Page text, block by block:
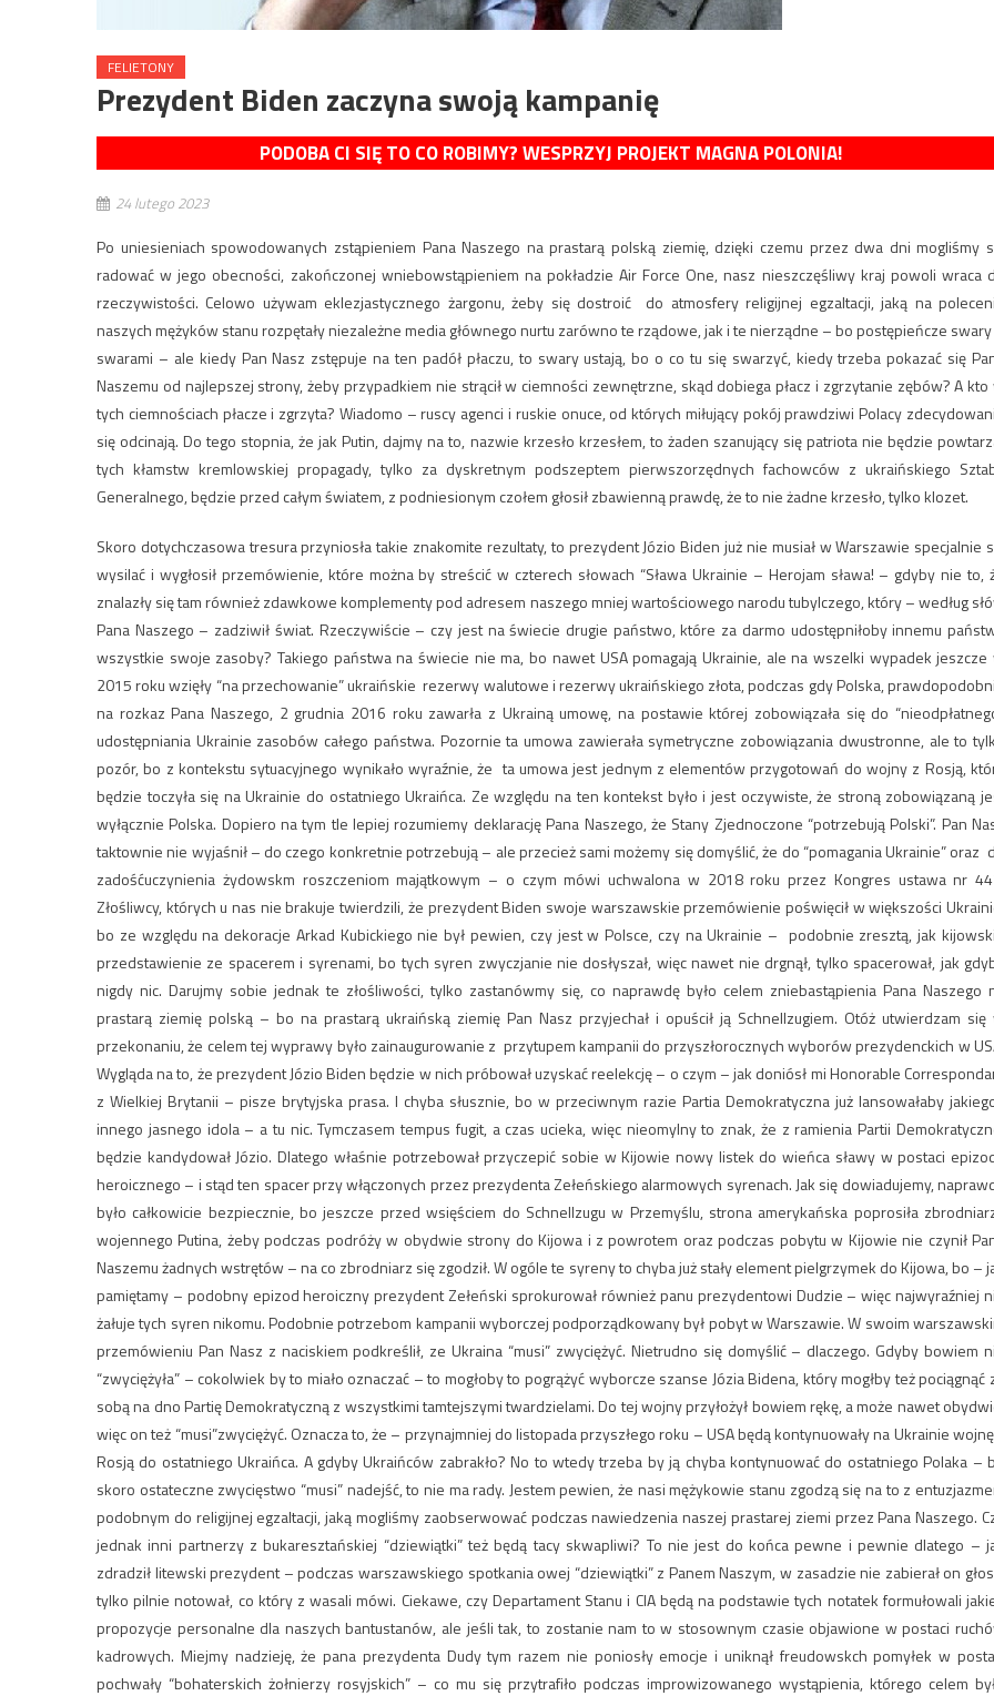
FELIETONY
Prezydent Biden zaczyna swoją kampanię
PODOBA CI SIĘ TO CO ROBIMY? WESPRZYJ PROJEKT MAGNA POLONIA!
24 lutego 2023
Po uniesieniach spowodowanych zstąpieniem Pana Naszego na prastarą polską ziemię, dzięki czemu przez dwa dni mogliśmy
radować w jego obecności, zakończonej wniebowstąpieniem na pokładzie Air Force One, nasz nieszczęśliwy kraj powoli wraca
rzeczywistości. Celowo używam eklezjastycznego żargonu, żeby się dostroić do atmosfery religijnej egzaltacji, jaką na
naszych mężyków stanu rozpętały niezależne media głównego nurtu zarówno te rządowe, jak i te nierządne – bo postępieńcze
swarami – ale kiedy Pan Nasz zstępuje na ten padół płaczu, to swary ustają, bo o co tu się swarzyć, kiedy trzeba pokazać się
Naszemu od najlepszej strony, żeby przypadkiem nie strącił w ciemności zewnętrzne, skąd dobiega płacz i zgrzytanie zębów? A kto
tych ciemnościach płacze i zgrzyta? Wiadomo – ruscy agenci i ruskie onuce, od których miłujący pokój prawdziwi Polacy
się odcinają. Do tego stopnia, że jak Putin, dajmy na to, nazwie krzesło krzesłem, to żaden szanujący się patriota nie będzie
tych kłamstw kremlowskiej propagady, tylko za dyskretnym podszeptem pierwszorzędnych fachowców z ukraińskiego
Generalnego, będzie przed całym światem, z podniesionym czołem głosił zbawienną prawdę, że to nie żadne krzesło, tylko klozet.
Skoro dotychczasowa tresura przyniosła takie znakomite rezultaty, to prezydent Józio Biden już nie musiał w Warszawie specjalnie
wysilać i wygłosił przemówienie, które można by streścić w czterech słowach “Sława Ukrainie – Herojam sława! – gdyby nie to,
znalazły się tam również zdawkowe komplementy pod adresem naszego mniej wartościowego narodu tubylczego, który – według
Pana Naszego – zadziwił świat. Rzeczywiście – czy jest na świecie drugie państwo, które za darmo udostępniłoby innemu
wszystkie swoje zasoby? Takiego państwa na świecie nie ma, bo nawet USA pomagają Ukrainie, ale na wszelki wypadek jeszcze
2015 roku wzięły “na przechowanie” ukraińskie rezerwy walutowe i rezerwy ukraińskiego złota, podczas gdy Polska,
na rozkaz Pana Naszego, 2 grudnia 2016 roku zawarła z Ukrainą umowę, na postawie której zobowiązała się do
udostępniania Ukrainie zasobów całego państwa. Pozornie ta umowa zawierała symetryczne zobowiązania dwustronne, ale to
pozór, bo z kontekstu sytuacyjnego wynikało wyraźnie, że ta umowa jest jednym z elementów przygotowań do wojny z Rosją,
będzie toczyła się na Ukrainie do ostatniego Ukraińca. Ze względu na ten kontekst było i jest oczywiste, że stroną zobowiązaną
wyłącznie Polska. Dopiero na tym tle lepiej rozumiemy deklarację Pana Naszego, że Stany Zjednoczone “potrzebują Polski”. Pan
taktownie nie wyjaśnił – do czego konkretnie potrzebują – ale przecież sami możemy się domyślić, że do “pomagania Ukrainie” oraz
zadośćuczynienia żydowskm roszczeniom majątkowym – o czym mówi uchwalona w 2018 roku przez Kongres ustawa nr
Złośliwcy, których u nas nie brakuje twierdzili, że prezydent Biden swoje warszawskie przemówienie poświęcił w większości
bo ze względu na dekoracje Arkad Kubickiego nie był pewien, czy jest w Polsce, czy na Ukrainie – podobnie zresztą, jak
przedstawienie ze spacerem i syrenami, bo tych syren zwyczjanie nie dosłyszał, więc nawet nie drgnął, tylko spacerował, jak
nigdy nic. Darujmy sobie jednak te złośliwości, tylko zastanówmy się, co naprawdę było celem zniebastąpienia Pana Naszego
prastarą ziemię polską – bo na prastarą ukraińską ziemię Pan Nasz przyjechał i opuścił ją Schnellzugiem. Otóż utwierdzam się
przekonaniu, że celem tej wyprawy było zainaugurowanie z przytupem kampanii do przyszłorocznych wyborów prezydenckich w
Wygląda na to, że prezydent Józio Biden będzie w nich próbował uzyskać reelekcję – o czym – jak doniósł mi Honorable
z Wielkiej Brytanii – pisze brytyjska prasa. I chyba słusznie, bo w przeciwnym razie Partia Demokratyczna już lansowałaby
innego jasnego idola – a tu nic. Tymczasem tempus fugit, a czas ucieka, więc nieomylny to znak, że z ramienia Partii
będzie kandydował Józio. Dlatego właśnie potrzebował przyczepić sobie w Kijowie nowy listek do wieńca sławy w postaci
heroicznego – i stąd ten spacer przy włączonych przez prezydenta Zełeńskiego alarmowych syrenach. Jak się dowiadujemy,
było całkowicie bezpiecznie, bo jeszcze przed wsięściem do Schnellzugu w Przemyślu, strona amerykańska poprosiła
wojennego Putina, żeby podczas podróży w obydwie strony do Kijowa i z powrotem oraz podczas pobytu w Kijowie nie czynił
Naszemu żadnych wstrętów – na co zbrodniarz się zgodził. W ogóle te syreny to chyba już stały element pielgrzymek do Kijowa, bo –
pamiętamy – podobny epizod heroiczny prezydent Zełeński sprokurował również panu prezydentowi Dudzie – więc najwyraźniej
żałuje tych syren nikomu. Podobnie potrzebom kampanii wyborczej podporządkowany był pobyt w Warszawie. W swoim
przemówieniu Pan Nasz z naciskiem podkreślił, ze Ukraina “musi” zwyciężyć. Nietrudno się domyślić – dlaczego. Gdyby bowiem
“zwyciężyła” – cokolwiek by to miało oznaczać – to mogłoby to pogrążyć wyborcze szanse Józia Bidena, który mogłby też pociągnąć
sobą na dno Partię Demokratyczną z wszystkimi tamtejszymi twardzielami. Do tej wojny przyłożył bowiem rękę, a może nawet
więc on też “musi”zwyciężyć. Oznacza to, że – przynajmniej do listopada przyszłego roku – USA będą kontynuowały na Ukrainie
Rosją do ostatniego Ukraińca. A gdyby Ukraińców zabrakło? No to wtedy trzeba by ją chyba kontynuować do ostatniego Polaka –
skoro ostateczne zwycięstwo “musi” nadejść, to nie ma rady. Jestem pewien, że nasi mężykowie stanu zgodzą się na to z
podobnym do religijnej egzaltacji, jaką mogliśmy zaobserwować podczas nawiedzenia naszej prastarej ziemi przez Pana Naszego.
jednak inni partnerzy z bukaresztańskiej “dziewiątki” też będą tacy skwapliwi? To nie jest do końca pewne i pewnie dlatego –
zdradził litewski prezydent – podczas warszawskiego spotkania owej “dziewiątki” z Panem Naszym, w zasadzie nie zabierał on
tylko pilnie notował, co który z wasali mówi. Ciekawe, czy Departament Stanu i CIA będą na podstawie tych notatek formułowali
propozycje personalne dla naszych bantustanów, ale jeśli tak, to zostanie nam to w stosownym czasie objawione w postaci
kadrowych. Miejmy nadzieję, że pana prezydenta Dudy tym razem nie poniosły emocje i uniknął freudowskch pomyłek w
pochwały “bohaterskich żołnierzy rosyjskich” – co mu się przytrafiło podczas improwizowanego wystąpienia, którego celem